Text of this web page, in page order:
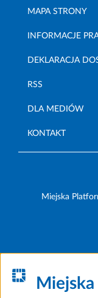
MAPA STRONY
INFORMACJE
DEKLARACJA
RSS
DLA MEDIÓW
KONTAKT
Miejska